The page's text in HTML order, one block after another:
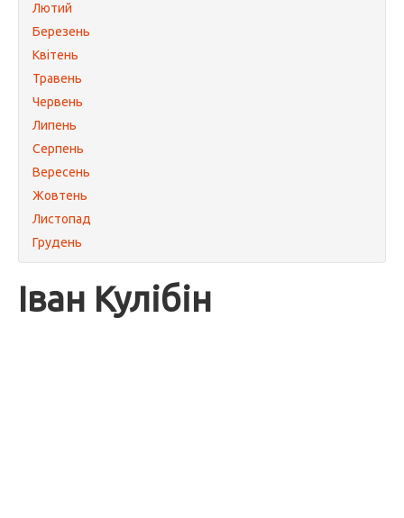
Лютий
Березень
Квітень
Травень
Червень
Липень
Серпень
Вересень
Жовтень
Листопад
Грудень
Іван Кулібін